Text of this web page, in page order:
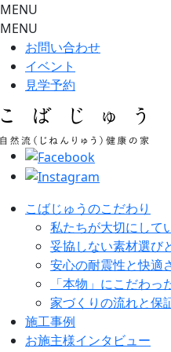
MENU
MENU
お問い合わせ
イベント
見学予約
こばじゅうのこだわり
私たちが大切にして
妥協しない素材選び
安心の耐震性と快適
「本物」にこだわ
家づくりの流れと保
施工事例
お施主様インタビュー